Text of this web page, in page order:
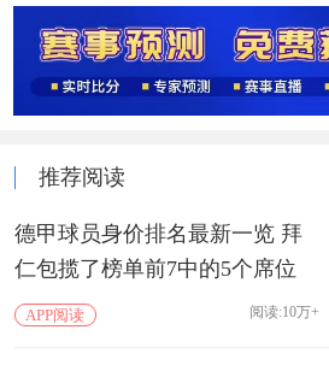
推荐阅读
德甲球员身价排名最新一览 拜
仁包揽了榜单前7中的5个席位
APP阅读 阅读:10万+